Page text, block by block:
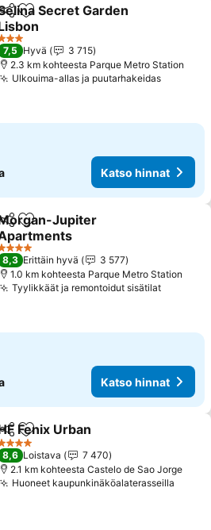
Lisää suosikkeihin
Secret Garden
hinnat
Tähtiluokitus
7,5 Hyvä
3 715
2.3 km kohteesta Parque Metro Station
Ulkouima-allas ja puutarhakeidasKatso
Katso hinnat
Lisää suosikkeihin
Jupiter
hinnat
Tähtiluokitus
8,3 Erittäin hyvä
3 577
1.0 km kohteesta Parque Metro Station
Tyylikkäät ja remontoidut sisätilatKatso
Katso hinnat
Lisää suosikkeihin
Fenix Urban
Tähtiluokitus
8,6 Loistava
7 470
2.1 km kohteesta Castelo de Sao Jorge
Huoneet kaupunkinäköalaterasseilla